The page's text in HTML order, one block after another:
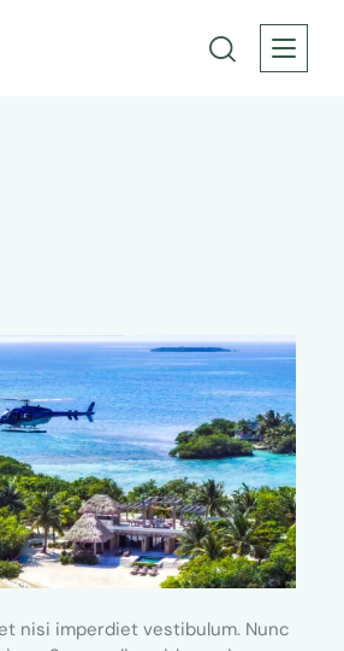
nisi imperdiet vestibulum. Nunc